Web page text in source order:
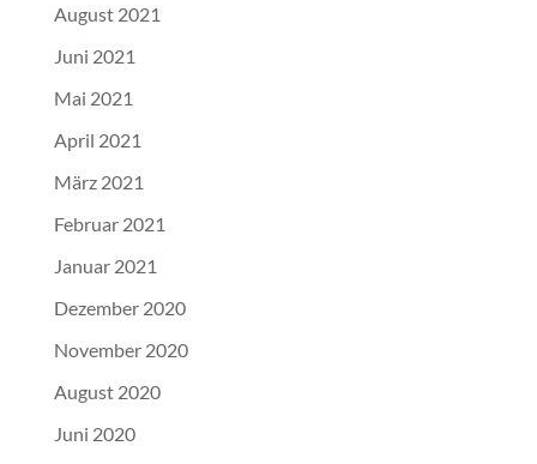
August 2021
Juni 2021
Mai 2021
April 2021
März 2021
Februar 2021
Januar 2021
Dezember 2020
November 2020
August 2020
Juni 2020